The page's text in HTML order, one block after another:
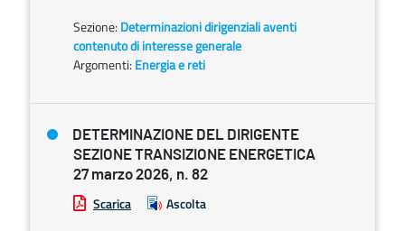
Sezione: Determinazioni dirigenziali aventi
contenuto di interesse generale
Argomenti: Energia e reti
DETERMINAZIONE DEL DIRIGENTE
SEZIONE TRANSIZIONE ENERGETICA
27 marzo 2026, n. 82
Scarica Ascolta